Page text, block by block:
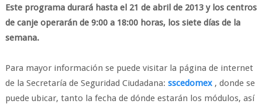
Este programa durará hasta el 21 de abril de 2013 y los centros
de canje operarán de 9:00 a 18:00 horas, los siete días de la
semana.
Para mayor información se puede visitar la página de internet
de la Secretaría de Seguridad Ciudadana: sscedomex, donde se
puede ubicar, tanto la fecha de dónde estarán los módulos, así